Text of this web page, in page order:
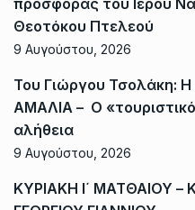
Θεοτόκου Πτελεού
9 Αυγούστου, 2026
Του Γιώργου Τσολάκη:
ΑΜΑΛΙΑ – Ο
αλήθεια
9 Αυγούστου, 2026
ΚΥΡΙΑΚΗ Ι΄ ΜΑΤΘΑΙΟΥ –